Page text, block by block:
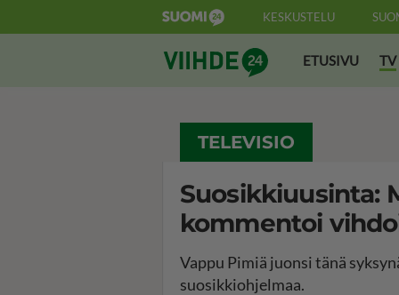
KESKUSTELU
Suomi24 ViihdeETUSIVU TV
TELEVISIO
Suosikkiuusinta:
kommentoi
Vappu Pimiä juonsi tänä
suosikkiohjelmaa.